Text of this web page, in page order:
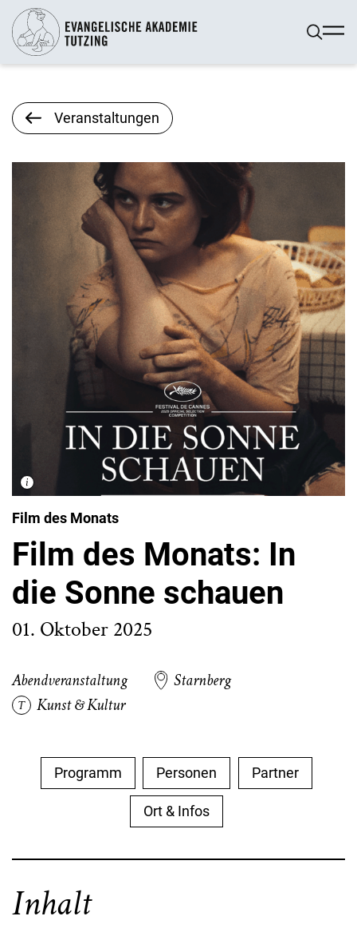
Veranstaltungen
Film des Monats
Film des Monats: In
die Sonne schauen
01. Oktober 2025
Abendveranstaltung
Starnberg
Kunst & Kultur
Programm Personen Partner
Ort & Infos
Inhalt